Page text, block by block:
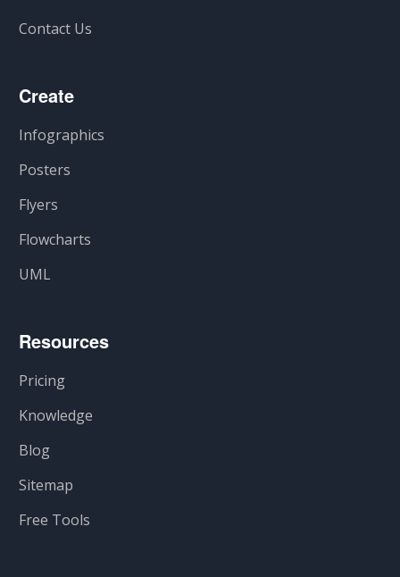
Contact Us
Create
Infographics
Posters
Flyers
Flowcharts
UML
Resources
Pricing
Knowledge
Blog
Sitemap
Free Tools